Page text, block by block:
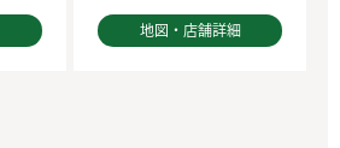
地図・店舗詳細